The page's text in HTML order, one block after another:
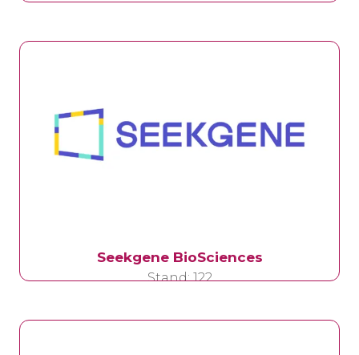
Stand: 136A
Seekgene BioSciences
Stand: 122